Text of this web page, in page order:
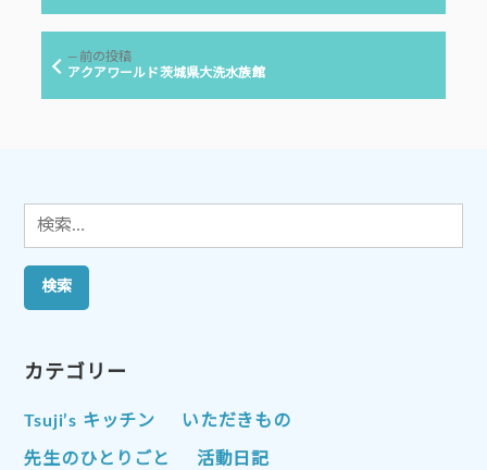
ナ
ー
前の投稿前
の
アクアワールド茨城県大洗水族館
検
索:
カテゴリー
Tsuji’s キッチン いただきもの
先生のひとりごと 活動日記